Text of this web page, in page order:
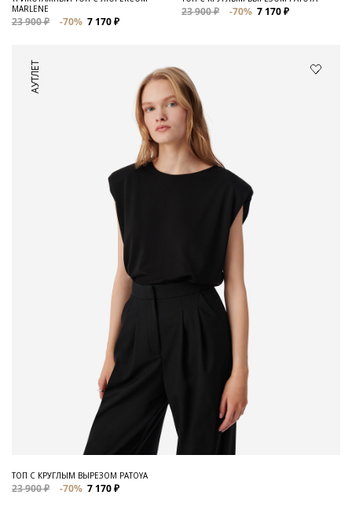
MARLENE
23 900 ₽ -70% 7 170 ₽
23 900 ₽ -70% 7 170 ₽
АУТЛЕТ
ТОП С КРУГЛЫМ ВЫРЕЗОМ PATOYA
23 900 ₽ -70% 7 170 ₽